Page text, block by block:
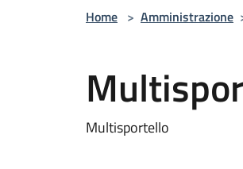
Home > Amministrazione
Multisportello